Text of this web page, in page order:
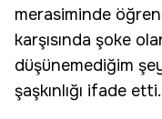
merasiminde
karşısında şoke
düşünemediğim
şaşkınlığı ifade etti.